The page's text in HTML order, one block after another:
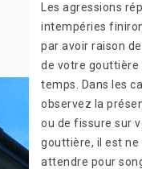
Les agressions
intempéries
par avoir raison
de votre gouttière
temps. Dans les
observez la
ou de fissure sur
gouttière, il est ne
attendre pour